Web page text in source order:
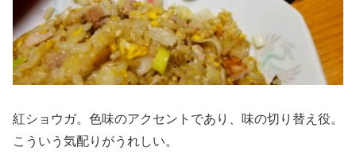
紅ショウガ。色味のアクセントであり、味の切り替え役。
こういう気配りがうれしい。